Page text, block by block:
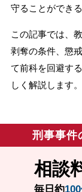
刑事事件に
守ることができ
この記事では、
剥奪の条件、懲
て前科を回避す
しく解説します。
刑事事件
相談
毎日約